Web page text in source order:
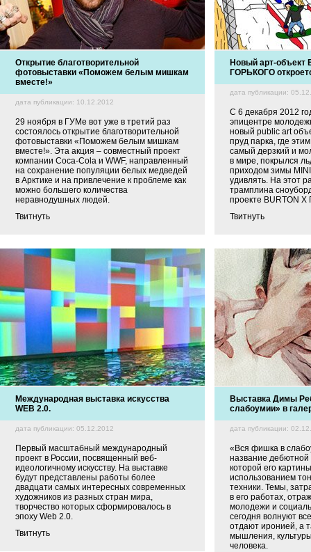
Открытие благотворительной
фотовыставки «Поможем белым мишкам
вместе!»
дата публикации: 10.12.2012
29 ноября в ГУМе вот уже в третий раз
состоялось открытие благотворительной
фотовыставки «Поможем белым мишкам
вместе!». Эта акция – совместный проект
компании Coca-Cola и WWF, направленный
на сохранение популяции белых медведей
в Арктике и на привлечение к проблеме как
можно большего количества
неравнодушных людей.
Твитнуть
Новый арт-объект
ГОРЬКОГО
дата публикации:
С 6 декабря 2012
эпицентре
новый public art
пруд парка, где
самый дерзкий и
в мире, покрылся
приходом зимы MINI
удивлять. На этот
трамплина
проекте BURTON
Твитнуть
Международная выставка искусства
WEB 2.0.
дата публикации: 05.12.2012
Первый масштабный международный
проект в России, посвященный веб-
идеологичному искусству. На выставке
будут представлены работы более
двадцати самых интересных современных
художников из разных стран мира,
творчество которых сформировалось в
эпоху Web 2.0.
Твитнуть
Выставка Димы
слабоумии» в
дата публикации:
«Вся фишка в
название дебютной
которой его
использованием
техники. Темы,
в его работах,
молодежи и
сегодня волнуют
отдают иронией, а
мышления,
человека.